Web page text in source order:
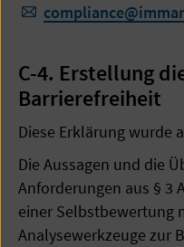
​​​​​​​compliance@
C-4. Erstellung
Barrierefreiheit
Diese Erklärung wurde
Die Aussagen und die
Anforderungen aus § 3
einer Selbstbewertung
Analysewerkzeuge zur